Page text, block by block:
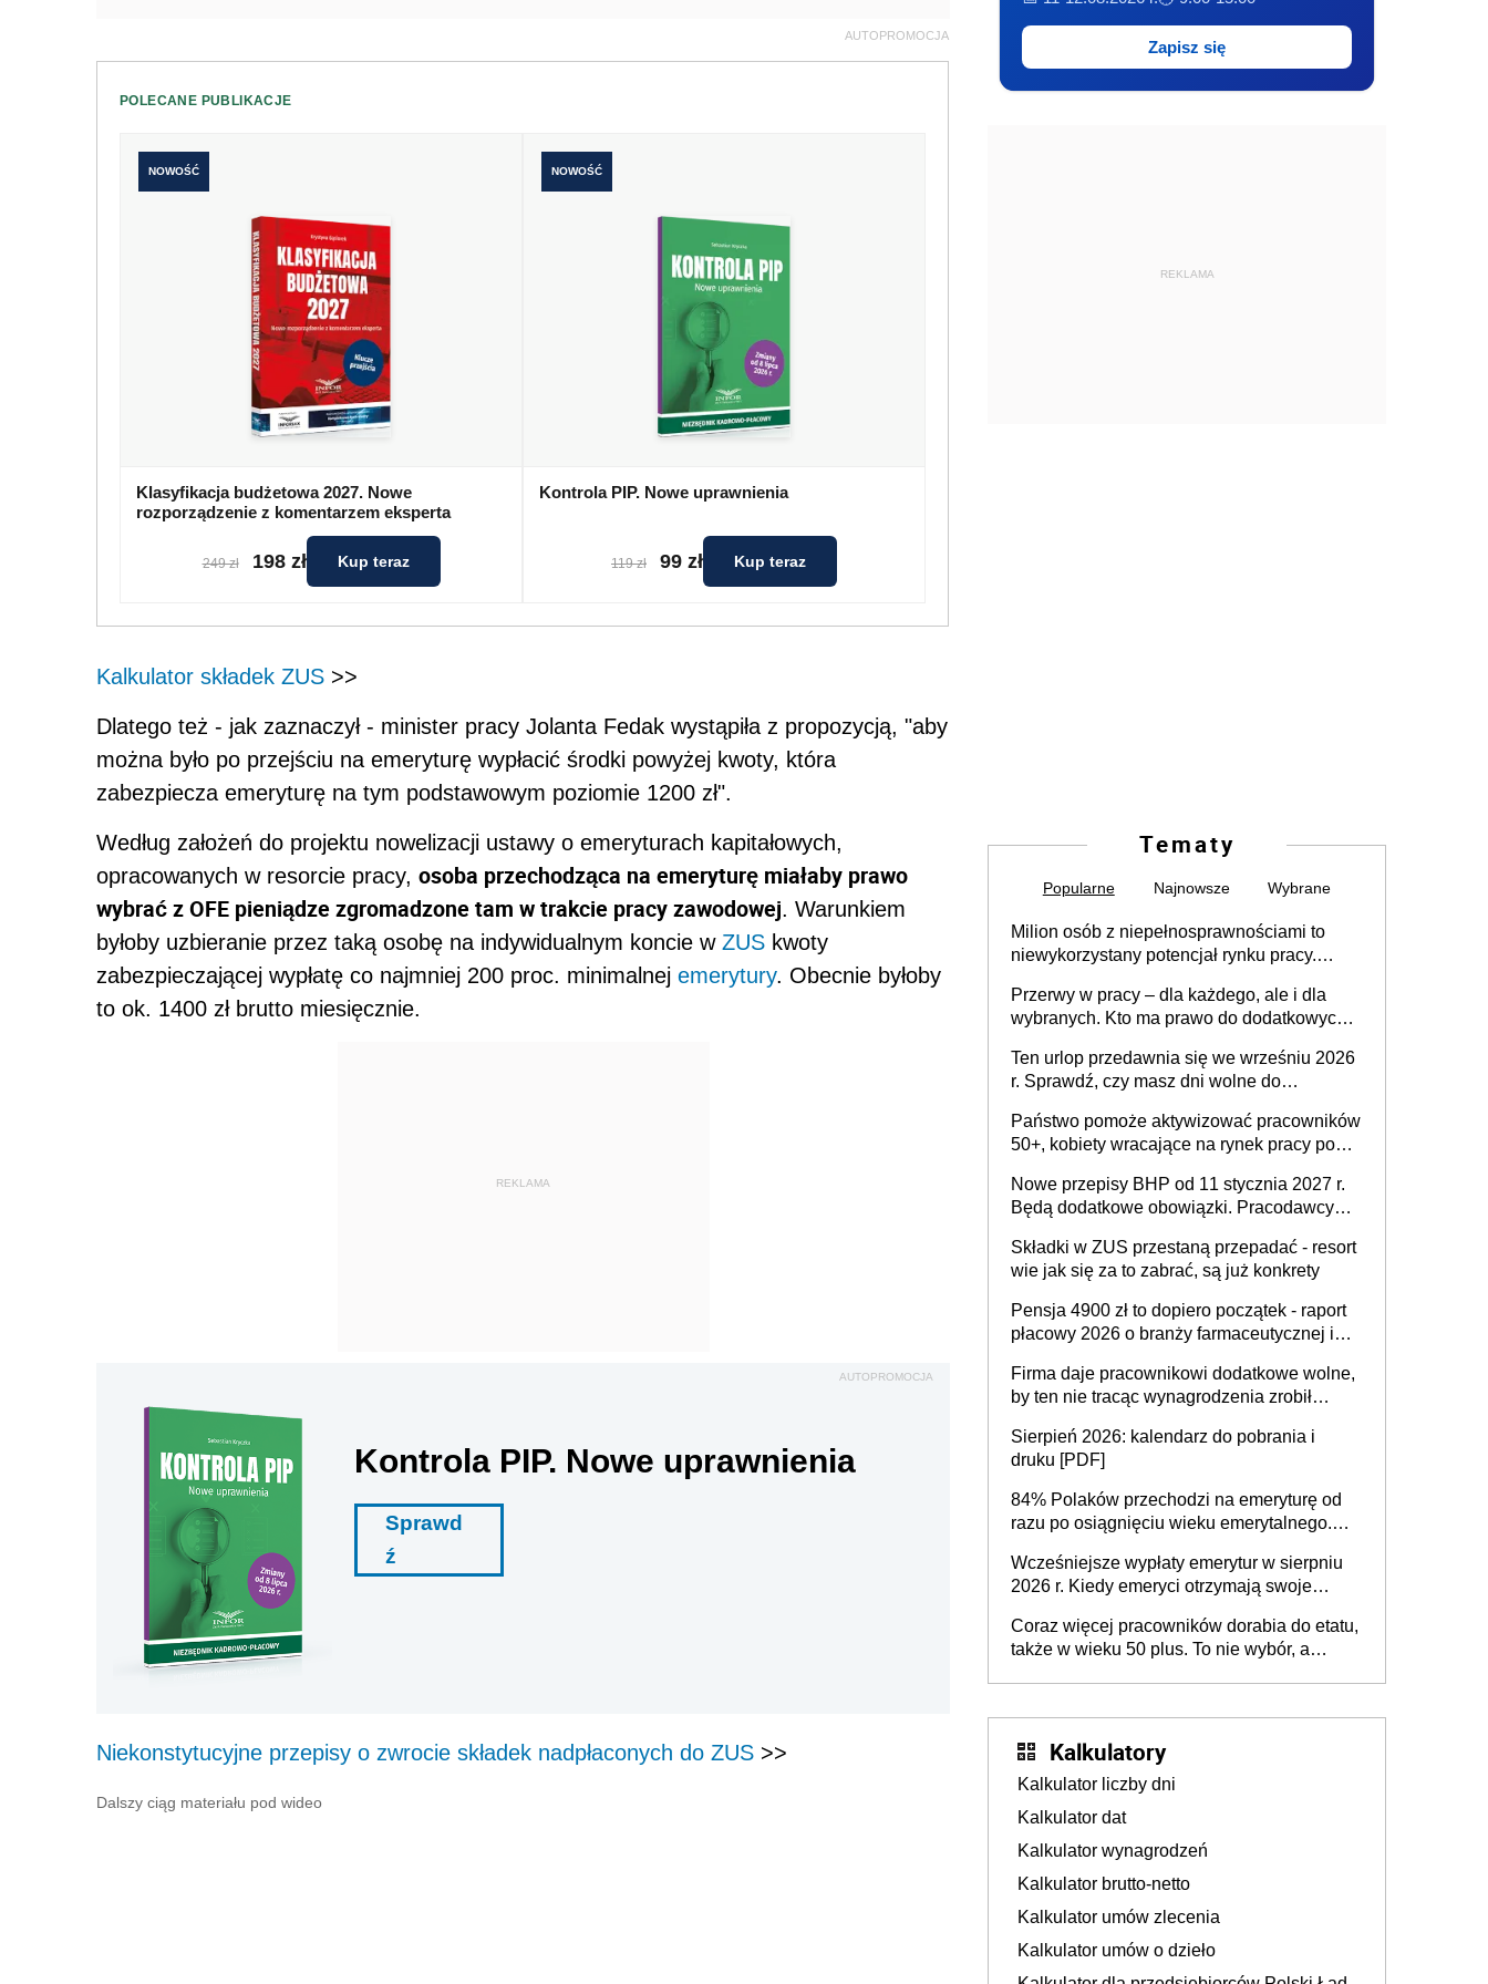
AUTOPROMOCJA
POLECANE PUBLIKACJE
NOWOŚĆ
Klasyfikacja budżetowa 2027. Nowe
rozporządzenie z komentarzem eksperta
249 zł 198 zł Kup teraz
NOWOŚĆ
Kontrola PIP. Nowe uprawnienia
119 zł 99 zł Kup teraz
Kalkulator składek ZUS >>
Dlatego też - jak zaznaczył - minister pracy Jolanta Fedak wystąpiła z propozycją, "aby
można było po przejściu na emeryturę wypłacić środki powyżej kwoty, która
zabezpiecza emeryturę na tym podstawowym poziomie 1200 zł".
Według założeń do projektu nowelizacji ustawy o emeryturach kapitałowych,
opracowanych w resorcie pracy, osoba przechodząca na emeryturę miałaby prawo
wybrać z OFE pieniądze zgromadzone tam w trakcie pracy zawodowej. Warunkiem
byłoby uzbieranie przez taką osobę na indywidualnym koncie w ZUS kwoty
zabezpieczającej wypłatę co najmniej 200 proc. minimalnej emerytury. Obecnie byłoby
to ok. 1400 zł brutto miesięcznie.
REKLAMA
AUTOPROMOCJA
Kontrola PIP. Nowe uprawnienia
Sprawd
ź
Niekonstytucyjne przepisy o zwrocie składek nadpłaconych do ZUS >>
Dalszy ciąg materiału pod wideo
Zapisz się
REKLAMA
Tematy
Popularne Najnowsze Wybrane
Milion osób z niepełnosprawnościami to
niewykorzystany potencjał rynku pracy.
dofinansowań czy refundacji, ale bariery po
stronie systemu i świadomości
pracodawców [WYWIAD]
Przerwy w pracy – dla każdego, ale i dla
wybranych. Kto ma prawo do dodatkowych
Ten urlop przedawnia się we wrześniu 2026
r. Sprawdź, czy masz dni wolne do
Państwo pomoże aktywizować pracowników
50+, kobiety wracające na rynek pracy po
osoby neuroatypowe. Powstanie Fundusz
na rzecz Inkluzywności w Zatrudnianiu?
Nowe przepisy BHP od 11 stycznia 2027 r.
Będą dodatkowe obowiązki. Pracodawcy
Składki w ZUS przestaną przepadać - resort
wie jak się za to zabrać, są już konkrety
Pensja 4900 zł to dopiero początek - raport
płacowy 2026 o branży farmaceutycznej i
Firma daje pracownikowi dodatkowe wolne,
by ten nie tracąc wynagrodzenia zrobił
sprawdza
Sierpień 2026: kalendarz do pobrania i
druku [PDF]
84% Polaków przechodzi na emeryturę od
razu po osiągnięciu wieku emerytalnego.
dłużej, ale czy jest w stanie? Pracownicy
45+ to siła napędowa gospodarki
Wcześniejsze wypłaty emerytur w sierpniu
2026 r. Kiedy emeryci otrzymają swoje
Coraz więcej pracowników dorabia do etatu,
także w wieku 50 plus. To nie wybór, a
Kalkulatory
Kalkulator liczby dni
Kalkulator dat
Kalkulator wynagrodzeń
Kalkulator brutto-netto
Kalkulator umów zlecenia
Kalkulator umów o dzieło